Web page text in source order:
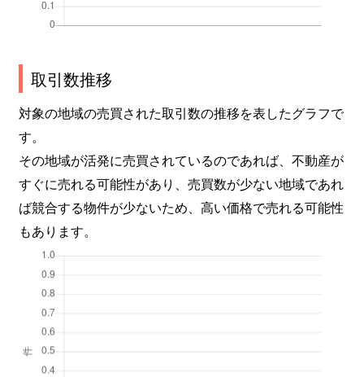
取引数推移
対象の地域の売買された取引数の推移を表したグラフで
す。
その地域が活発に売買されているのであれば、不動産が
すぐに売れる可能性があり、売買数が少ない地域であれ
ば競合する物件が少ないため、高い価格で売れる可能性
もあります。